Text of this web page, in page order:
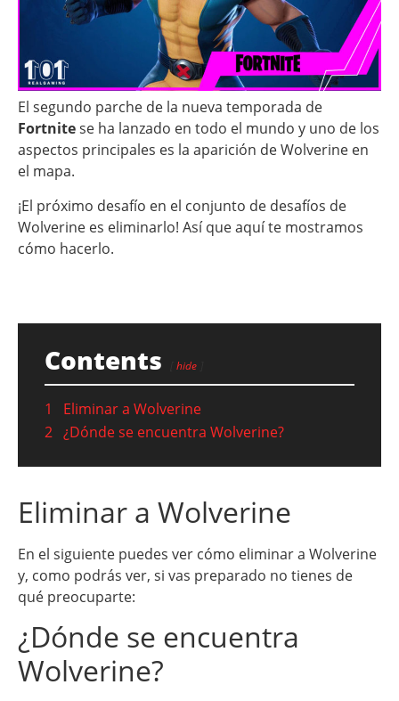
El segundo parche de la nueva temporada de
Fortnitese ha lanzado en todo el mundo y uno de los
aspectos principales es la aparición de Wolverine en
el mapa.
¡El próximo desafío en el conjunto de desafíos de
Wolverine es eliminarlo! Así que aquí te mostramos
cómo hacerlo.
Contents hide
1
Eliminar a Wolverine
2 ¿Dónde se encuentra Wolverine?
Eliminar a Wolverine
En el siguiente puedes ver cómo eliminar a Wolverine
y, como podrás ver, si vas preparado no tienes de
qué preocuparte:
¿Dónde se encuentra
Wolverine?